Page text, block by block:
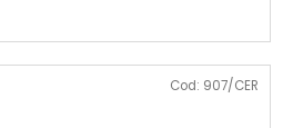
Cod: 907/CER